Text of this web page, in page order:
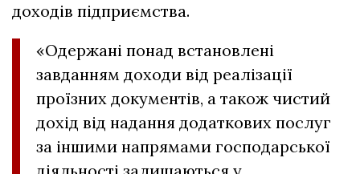
доходів підприємства.
«Одержані понад встановлені
завданням доходи від реалізації
проїзних документів, а також чистий
дохід від надання додаткових послуг
за іншими напрямами господарської